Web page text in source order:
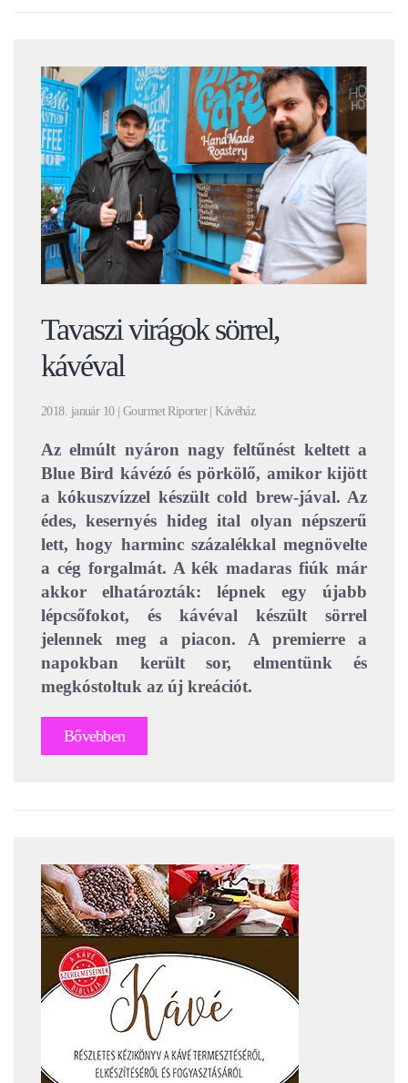
Tavaszi virágok sörrel,
kávéval
2018. január 10 | Gourmet Riporter | Kávéház
Az elmúlt nyáron nagy feltűnést keltett a
Blue Bird kávézó és pörkölő, amikor kijött
a kókuszvízzel készült cold brew-jával. Az
édes, kesernyés hideg ital olyan népszerű
lett, hogy harminc százalékkal megnövelte
a cég forgalmát. A kék madaras fiúk már
akkor elhatározták: lépnek egy újabb
lépcsőfokot, és kávéval készült sörrel
jelennek meg a piacon. A premierre a
napokban került sor, elmentünk és
megkóstoltuk az új kreációt.
Bővebben